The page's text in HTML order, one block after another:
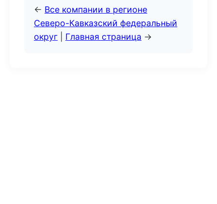
← Все компании в регионе
Северо-Кавказский федеральный
округ
Главная страница →